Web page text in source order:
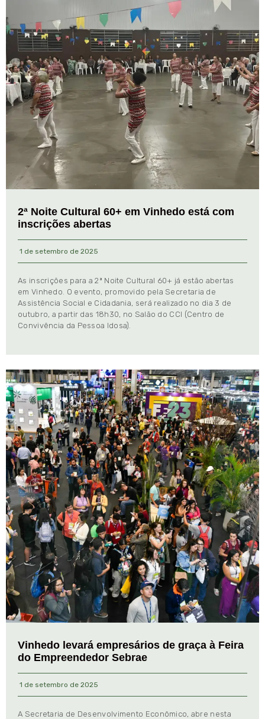
2ª Noite Cultural 60+ em Vinhedo está com
inscrições abertas
1 de setembro de 2025
As inscrições para a 2ª Noite Cultural 60+ já estão abertas
em Vinhedo. O evento, promovido pela Secretaria de
Assistência Social e Cidadania, será realizado no dia 3 de
outubro, a partir das 18h30, no Salão do CCI (Centro de
Convivência da Pessoa Idosa).
Vinhedo levará empresários de graça à Feira
do Empreendedor Sebrae
1 de setembro de 2025
A Secretaria de Desenvolvimento Econômico, abre nesta